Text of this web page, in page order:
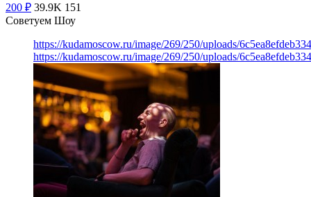
200 ₽ 39.9K 151
Советуем Шоу
https://kudamoscow.ru/image/269/250/uploads/
https://kudamoscow.ru/image/269/250/uploads/